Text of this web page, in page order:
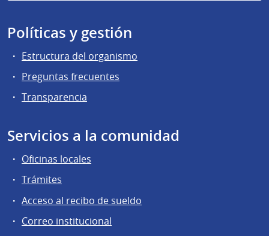
Políticas y gestión
Estructura del organismo
Preguntas frecuentes
Transparencia
Servicios a la comunidad
Oficinas locales
Trámites
Acceso al recibo de sueldo
Correo institucional